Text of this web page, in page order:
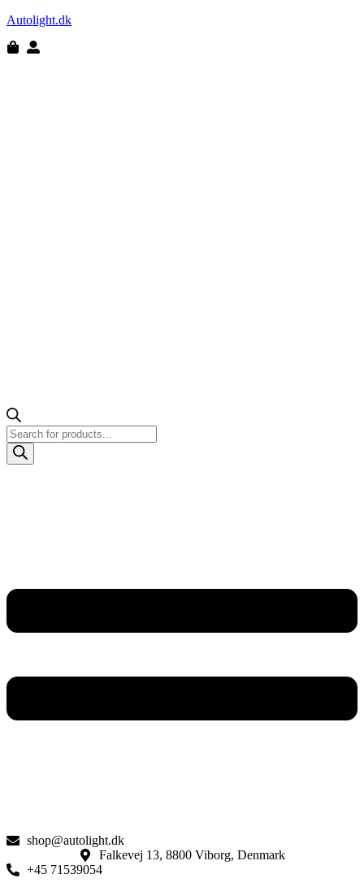
Autolight.dk
Products
search
shop@autolight.dk
Falkevej 13, 8800 Viborg, Denmark
+45 71539054